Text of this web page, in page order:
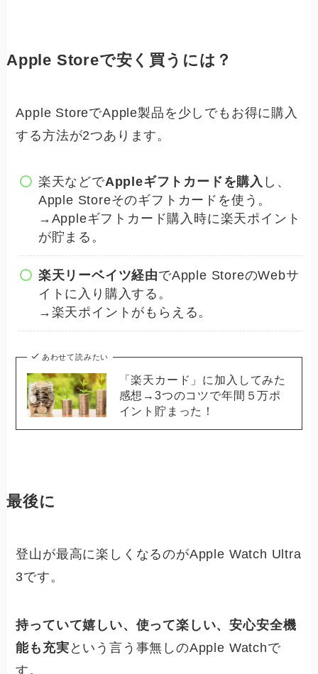
Apple Storeで安く買うには？
Apple StoreでApple製品を少しでもお得に購入
する方法が2つあります。
楽天などでAppleギフトカードを購入 し、
Apple Storeそのギフトカードを使う。
→Appleギフトカード購入時に楽天ポイント
が貯まる。
楽天リーベイツ経由でApple StoreのWebサ
イトに入り購入する。
→楽天ポイントがもらえる。
あわせて読みたい
「楽天カード」に加入してみた
感想→3つのコツで年間５万ポ
イント貯まった！
最後に
登山が最高に楽しくなるのがApple Watch Ultra
3です。
持っていて嬉しい、使って楽しい、安心安全機
能も充実 という言う事無しのApple Watchで
す。